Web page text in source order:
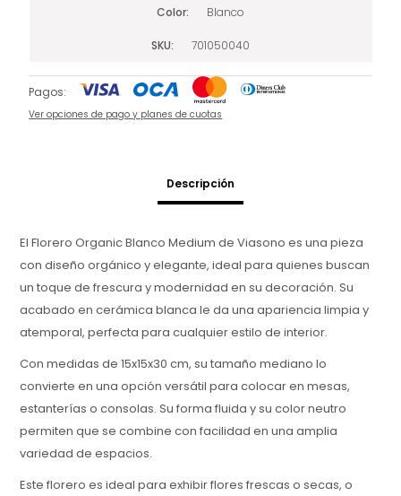
Color Blanco
SKU 701050040
Pagos:
Ver opciones de pago y planes de cuotas
Descripción
El Florero Organic Blanco Medium de Viasono es una pieza
con diseño orgánico y elegante, ideal para quienes buscan
un toque de frescura y modernidad en su decoración. Su
acabado en cerámica blanca le da una apariencia limpia y
atemporal, perfecta para cualquier estilo de interior.
Con medidas de 15x15x30 cm, su tamaño mediano lo
convierte en una opción versátil para colocar en mesas,
estanterías o consolas. Su forma fluida y su color neutro
permiten que se combine con facilidad en una amplia
variedad de espacios.
Este florero es ideal para exhibir flores frescas o secas, o